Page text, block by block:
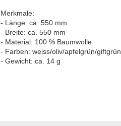
Merkmale:
- Länge: ca. 550 mm
- Breite: ca. 550 mm
- Material: 100 % Baumwolle
- Farben: weiss/oliv/apfelgrün/giftgrün
- Gewicht: ca. 14 g